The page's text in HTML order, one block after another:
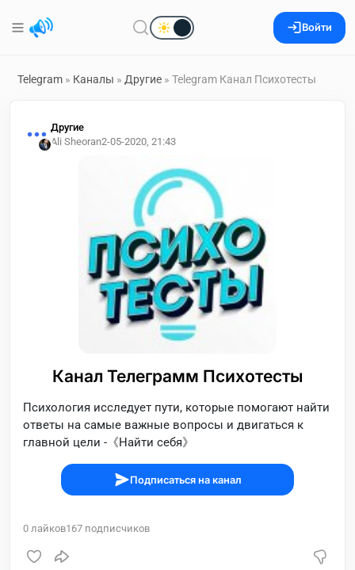
Войти
Telegram » Каналы » Другие » Telegram Канал Психотесты
Другие
Ali Sheoran2-05-2020, 21:43
Канал Телеграмм Психотесты
Психология исследует пути, которые помогают найти
ответы на самые важные вопросы и двигаться к
главной цели -《Найти себя》
Подписаться на канал
0 лайков167 подписчиков